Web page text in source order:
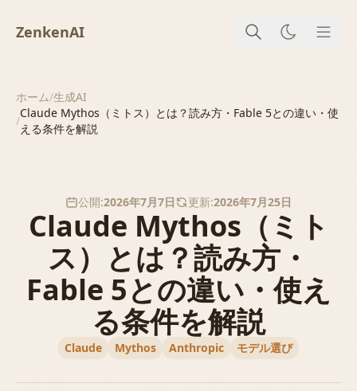
ZenkenAI メニ
ホーム/生成AI
/
Claude Mythos（ミトス）とは？読み方・Fable 5との違い・使
える条件を解説
公開:2026年7月7日 更新:2026年7月25日
Claude Mythos（ミト
ス）とは？読み方・
Fable 5との違い・使え
る条件を解説
Claude Mythos Anthropic モデル選び